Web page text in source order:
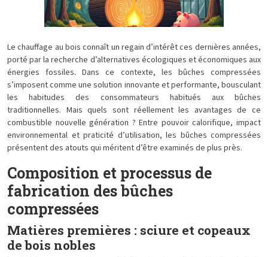
Le chauffage au bois connaît un regain d’intérêt ces dernières années,
porté par la recherche d’alternatives écologiques et économiques aux
énergies fossiles. Dans ce contexte, les bûches compressées
s’imposent comme une solution innovante et performante, bousculant
les habitudes des consommateurs habitués aux bûches
traditionnelles. Mais quels sont réellement les avantages de ce
combustible nouvelle génération ? Entre pouvoir calorifique, impact
environnemental et praticité d’utilisation, les bûches compressées
présentent des atouts qui méritent d’être examinés de plus près.
Composition et processus de
fabrication des bûches
compressées
Matières premières : sciure et copeaux
de bois nobles